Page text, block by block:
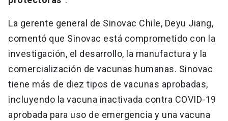
La gerente general de Sinovac Chile, Deyu Jiang,
comentó que Sinovac está comprometido con la
investigación, el desarrollo, la manufactura y la
comercialización de vacunas humanas. Sinovac
tiene más de diez tipos de vacunas aprobadas,
incluyendo la vacuna inactivada contra COVID-19
aprobada para uso de emergencia y una vacuna